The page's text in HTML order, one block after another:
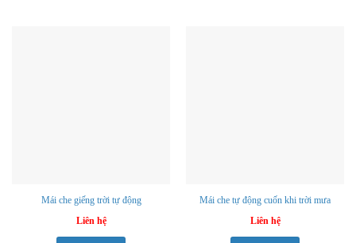
Mái che giếng trời tự động
Liên hệ
Mái che tự động cuốn khi trời mưa
Liên hệ